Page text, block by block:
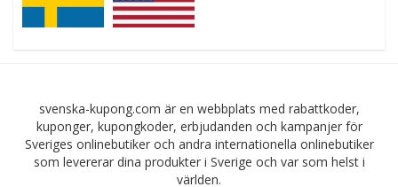
svenska-kupong.com är en webbplats med rabattkoder,
kuponger, kupongkoder, erbjudanden och kampanjer för
Sveriges onlinebutiker och andra internationella onlinebutiker
som levererar dina produkter i Sverige och var som helst i
världen.